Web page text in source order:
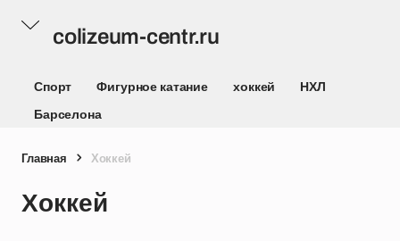
colizeum-centr.ru
Спорт Фигурное катание хоккей
НХЛ
Барселона
Главная Хоккей
Хоккей